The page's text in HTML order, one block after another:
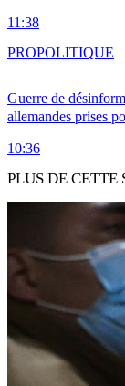
11:38
Guerre de
allemandes prises
10:36
PROPOLITIQUE
PLUS DE CETTE